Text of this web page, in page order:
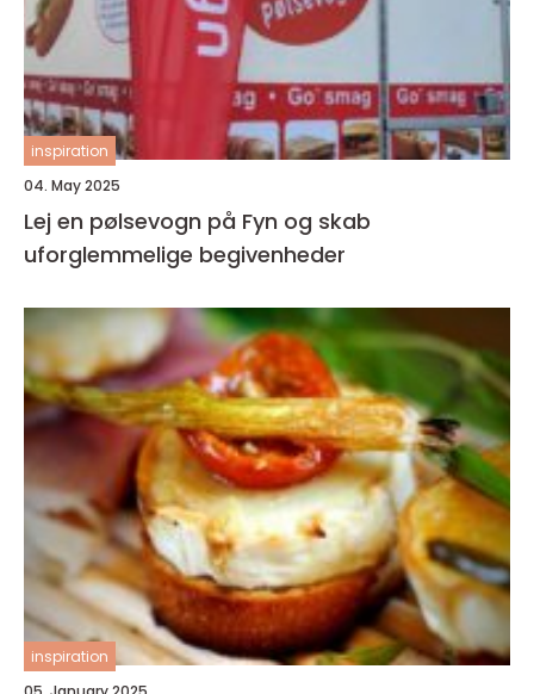
inspiration
04. May 2025
Lej en pølsevogn på Fyn og skab
uforglemmelige begivenheder
inspiration